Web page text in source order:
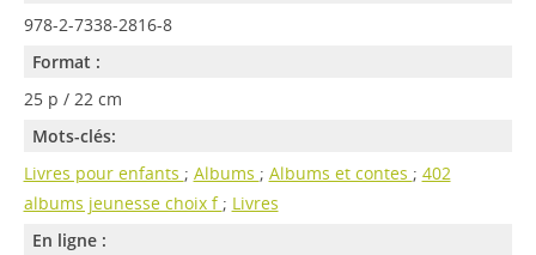
978-2-7338-2816-8
Format :
25 p / 22 cm
Mots-clés:
Livres pour enfants ; Albums ; Albums et contes ; 402
albums jeunesse choix f ; Livres
En ligne :